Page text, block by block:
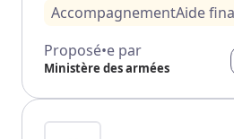
AccompagnementAide
Proposé•e par
Ministère des armées